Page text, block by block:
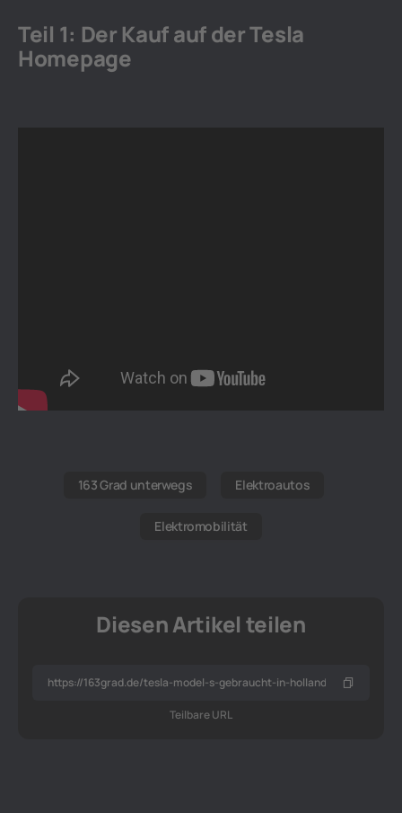
Teil 1: Der Kauf auf der Tesla
Homepage
163 Grad unterwegs Elektroautos
Elektromobilität
Diesen Artikel teilen
Teilbare URL